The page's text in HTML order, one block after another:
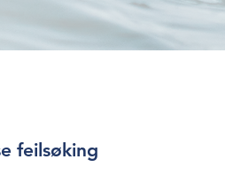
feilsøking